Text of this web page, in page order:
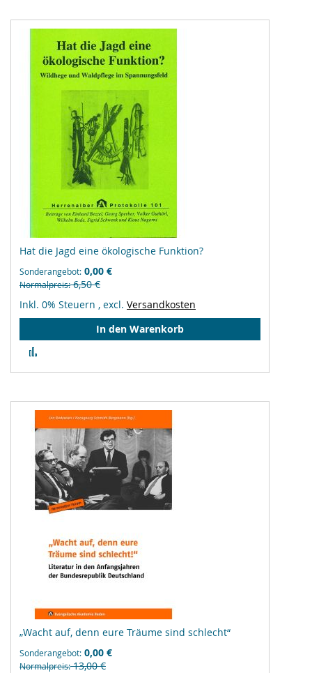
Hat die Jagd eine ökologische Funktion?
Sonderangebot 0,00 €
Normalpreis 6,50 €
Inkl. 0% Steuern , excl. Versandkosten
In den Warenkorb
hinzufügen
„Wacht auf, denn eure Träume sind schlecht“
Sonderangebot 0,00 €
Normalpreis 13,00 €